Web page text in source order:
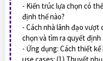
- Kiến trúc lựa chọn có
định thế nào?
- Cách nhà lãnh đạo vượt
chọn và tìm ra quyết
- Ứng dụng: Cách thiết